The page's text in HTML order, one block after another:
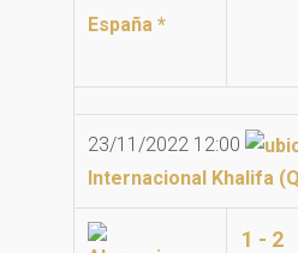
España *
23/11/2022 12:00
Internacional Khalifa
1 - 2